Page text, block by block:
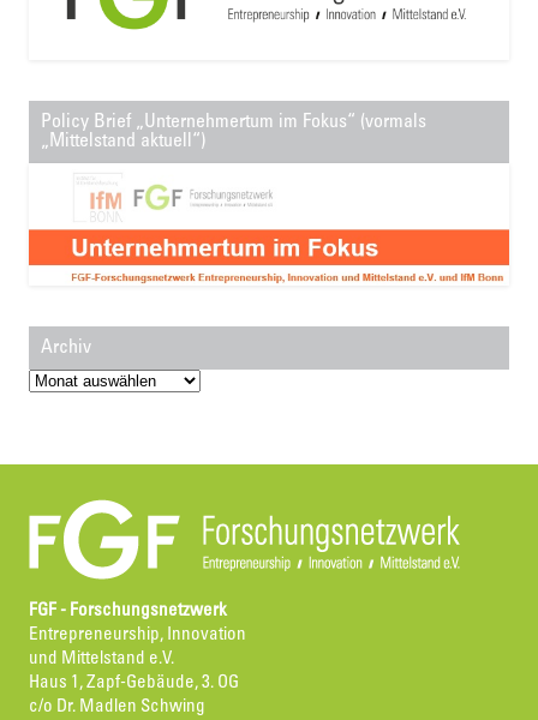
Policy Brief „Unternehmertum im Fokus“ (vormals
„Mittelstand aktuell“)
Archiv
Archiv
FGF - Forschungsnetzwerk
Entrepreneurship, Innovation
und Mittelstand e.V.
Haus 1, Zapf-Gebäude, 3. OG
c/o Dr. Madlen Schwing